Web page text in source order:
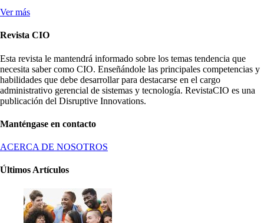
Ver más
Revista CIO
Esta revista le mantendrá informado sobre los temas tendencia que
necesita saber como CIO. Enseñándole las principales competencias y
habilidades que debe desarrollar para destacarse en el cargo
administrativo gerencial de sistemas y tecnología. RevistaCIO es una
publicación del Disruptive Innovations.
Manténgase en contacto
ACERCA DE NOSOTROS
Últimos Artículos